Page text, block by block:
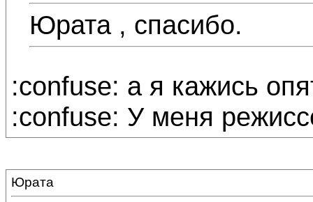
Юрата , спасибо.
:confuse: а я кажись
:confuse: У меня
Юрата